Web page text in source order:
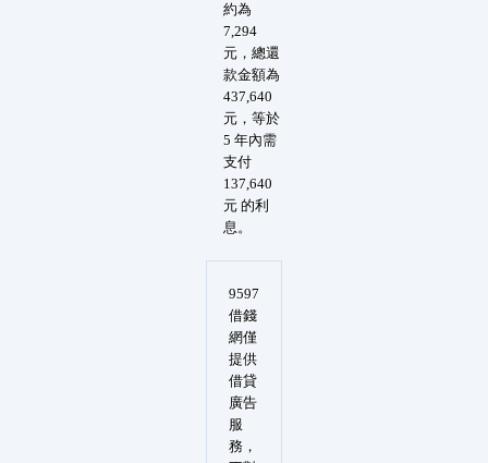
約為
7,294
元，總還
款金額為
437,640
元，等於
5 年內需
支付
137,640
元 的利
息。
9597
借錢
網僅
提供
借貸
廣告
服
務，